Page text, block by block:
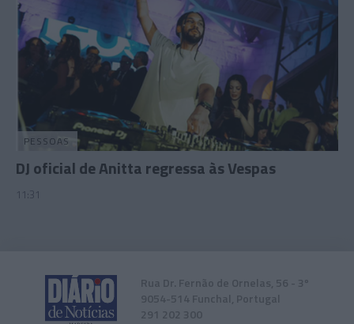
PESSOAS
DJ oficial de Anitta regressa às Vespas
11:31
Rua Dr. Fernão de Ornelas, 56 - 3º
9054-514 Funchal, Portugal
291 202 300